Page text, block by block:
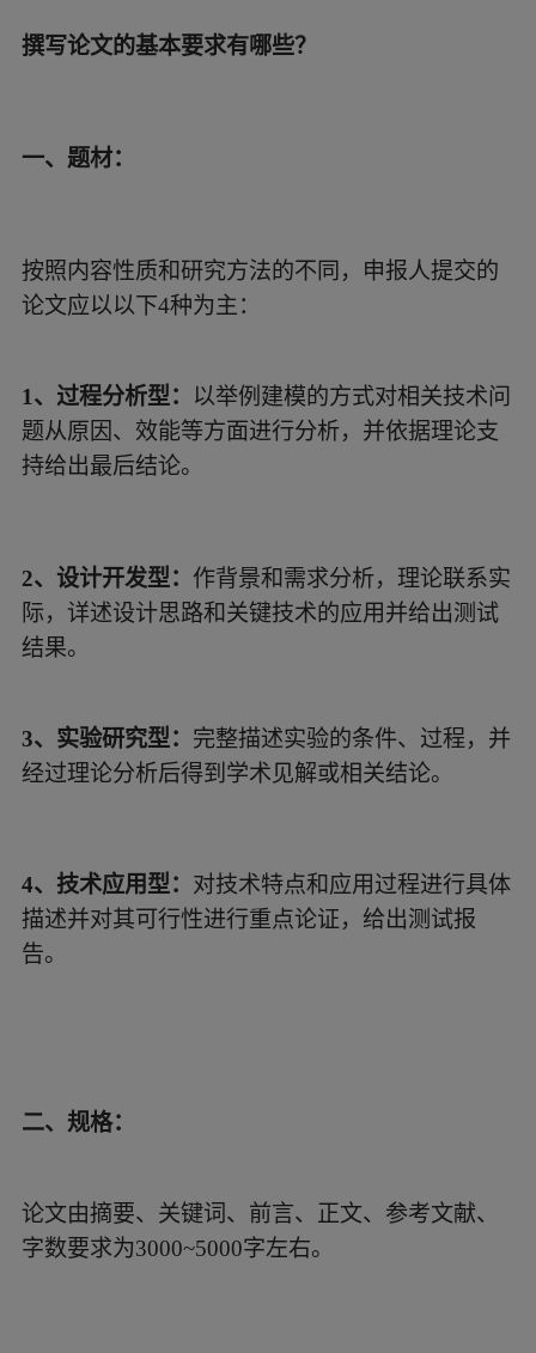
撰写论文的基本要求有哪些？
一、题材：
按照内容性质和研究方法的不同，申报人提交的
论文应以以下4种为主：
1、过程分析型： 以举例建模的方式对相关技术问
题从原因、效能等方面进行分析，并依据理论支
持给出最后结论。
2、设计开发型： 作背景和需求分析，理论联系实
际，详述设计思路和关键技术的应用并给出测试
结果。
3、实验研究型： 完整描述实验的条件、过程，并
经过理论分析后得到学术见解或相关结论。
4、技术应用型： 对技术特点和应用过程进行具体
描述并对其可行性进行重点论证，给出测试报
告。
二、规格：
论文由摘要、关键词、前言、正文、参考文献、
字数要求为3000~5000字左右。